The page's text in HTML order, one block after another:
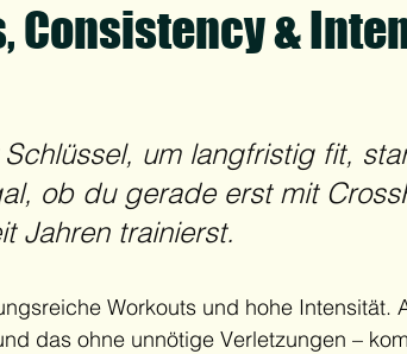
Consistency &
um langfristig fit,
ob du gerade erst mit
Jahren trainierst.
Workouts und hohe Intensität.
das ohne unnötige Verletzungen –